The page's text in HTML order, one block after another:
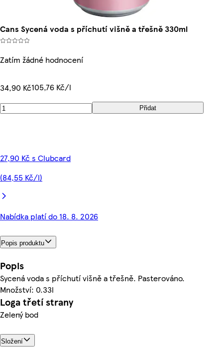
Cans Sycená voda s příchutí višně a třešně 330ml
Zatím žádné hodnocení
34,90 Kč105,76 Kč/l
Přidat
27,90 Kč s Clubcard
(84,55 Kč/l)
Nabídka platí do 18. 8. 2026
Popis produktu
Popis
Sycená voda s příchutí višně a třešně. Pasterováno.
Množství: 0.33l
Loga třetí strany
Zelený bod
Složení